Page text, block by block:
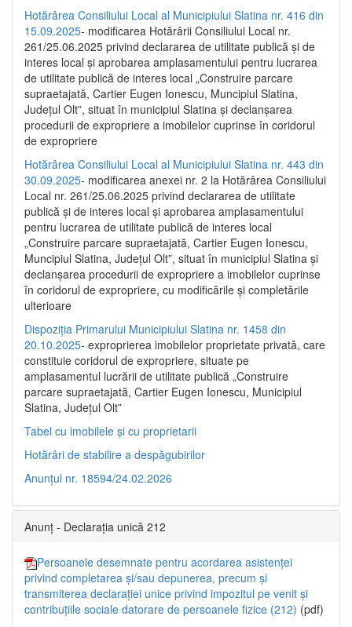
Hotărârea Consiliului Local al Municipiului Slatina nr. 416 din
15.09.2025- modificarea Hotărârii Consiliului Local nr.
261/25.06.2025 privind declararea de utilitate publică și de
interes local și aprobarea amplasamentului pentru lucrarea
de utilitate publică de interes local „Construire parcare
supraetajată, Cartier Eugen Ionescu, Muncipiul Slatina,
Județul Olt”, situat în municipiul Slatina și declanșarea
procedurii de expropriere a imobilelor cuprinse în coridorul
de expropriere
Hotărârea Consiliului Local al Municipiului Slatina nr. 443 din
30.09.2025- modificarea anexei nr. 2 la Hotărârea Consiliului
Local nr. 261/25.06.2025 privind declararea de utilitate
publică şi de interes local şi aprobarea amplasamentului
pentru lucrarea de utilitate publică de interes local
„Construire parcare supraetajată, Cartier Eugen Ionescu,
Muncipiul Slatina, Judeţul Olt”, situat în municipiul Slatina şi
declanşarea procedurii de expropriere a imobilelor cuprinse
în coridorul de expropriere, cu modificările şi completările
ulterioare
Dispoziția Primarului Municipiului Slatina nr. 1458 din
20.10.2025- exproprierea imobilelor proprietate privată, care
constituie coridorul de expropriere, situate pe
amplasamentul lucrării de utilitate publică „Construire
parcare supraetajată, Cartier Eugen Ionescu, Municipiul
Slatina, Județul Olt”
Tabel cu imobilele și cu proprietarii
Hotărâri de stabilire a despăgubirilor
Anunțul nr. 18594/24.02.2026
Anunț - Declarația unică 212
Persoanele desemnate pentru acordarea asistenței
privind completarea și/sau depunerea, precum și
transmiterea declarației unice privind impozitul pe venit și
contribuțiile sociale datorare de persoanele fizice (212) (pdf)